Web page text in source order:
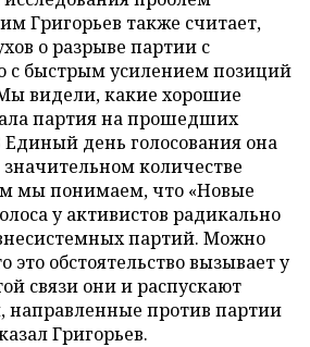
Григорьев также считает,
о разрыве партии с
с быстрым усилением позиций
видели, какие хорошие
партия на прошедших
Единый день голосования она
значительном количестве
мы понимаем, что «Новые
у активистов радикально
партий. Можно
обстоятельство вызывает у
связи они и распускают
направленные против партии
Григорьев.